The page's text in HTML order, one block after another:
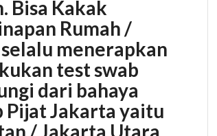
Bisa Kakak
Rumah /
menerapkan
test swab
dari bahaya
PijatJakarta yaitu
/ Jakarta Utara